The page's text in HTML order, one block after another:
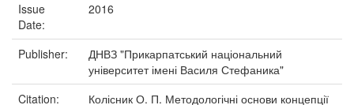
Issue
Date:
2016
Publisher:
ДНВЗ "Прикарпатський національний
університет імені Василя Стефаника"
Citation:
Колісник О. П. Методологічні основи концепції